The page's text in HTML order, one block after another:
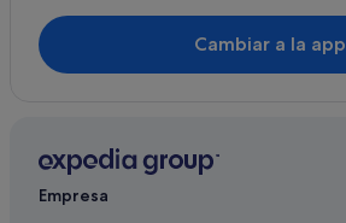
Hoteles de 3 estrellas en Acajutla
San Julián hoteles
Hoteles en la playa en Los Cobanos
Cambiar a la app
Empresa